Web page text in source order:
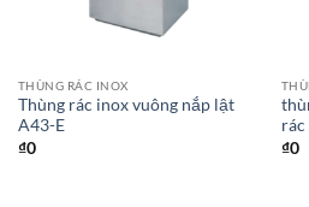
THÙNG RÁC INOX
Thùng rác inox vuông nắp lật
A43-E
₫0
rác
₫0